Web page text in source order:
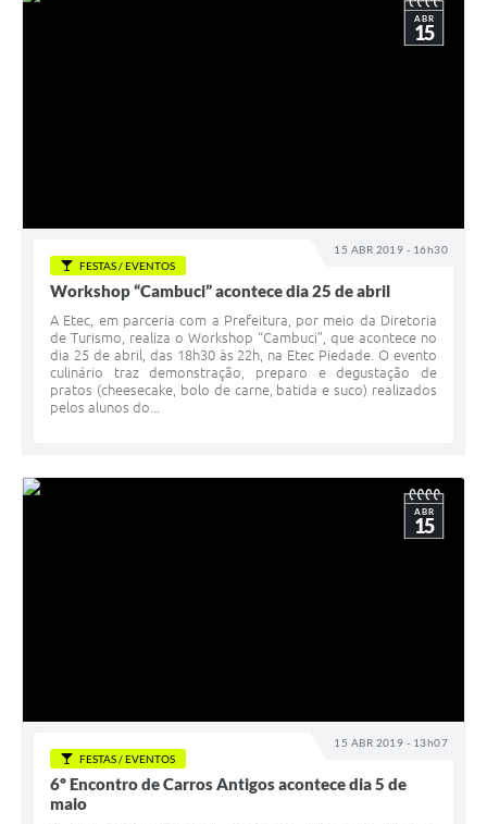
15 ABR 2019 - 16h30
ABR
15
FESTAS / EVENTOS
Workshop “Cambuci” acontece dia 25 de abril
A Etec, em parceria com a Prefeitura, por meio da Diretoria
de Turismo, realiza o Workshop “Cambuci”, que acontece no
dia 25 de abril, das 18h30 às 22h, na Etec Piedade. O evento
culinário traz demonstração, preparo e degustação de
pratos (cheesecake, bolo de carne, batida e suco) realizados
pelos alunos do...
15 ABR 2019 - 13h07
ABR
15
FESTAS / EVENTOS
6º Encontro de Carros Antigos acontece dia 5 de
maio